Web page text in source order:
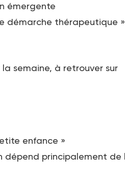
émergente
démarche thérapeutique »
semaine, à retrouver sur
enfance »
dépend principalement de